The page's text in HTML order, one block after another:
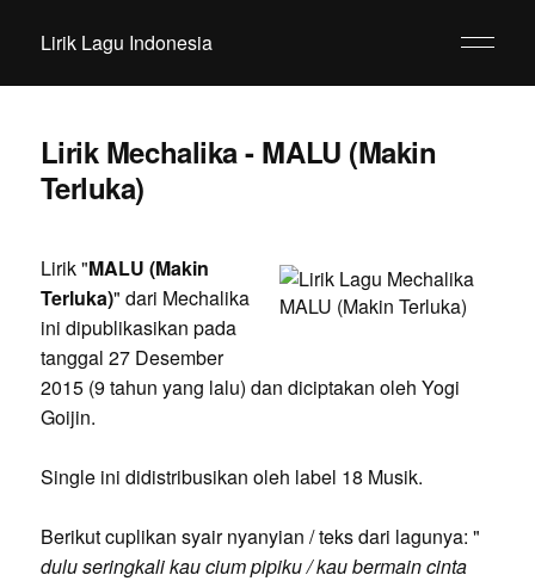
Lirik Lagu Indonesia
Lirik Mechalika - MALU (Makin
Terluka)
Lirik "MALU (Makin
Terluka)" dari Mechalika
ini dipublikasikan pada
tanggal 27 Desember
2015 (9 tahun yang lalu) dan diciptakan oleh Yogi
Goijin.
Single ini didistribusikan oleh label 18 Musik.
Berikut cuplikan syair nyanyian / teks dari lagunya: "
dulu seringkali kau cium pipiku / kau bermain cinta